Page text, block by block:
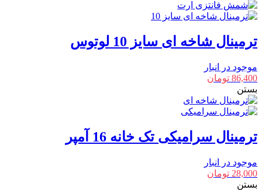
ترمینال شاخه ای سایز 10 لوتوس
موجود در انبار
86,400 تومان
بستن
ترمینال سرامیکی تک خانه 16 آمپر
موجود در انبار
28,000 تومان
بستن